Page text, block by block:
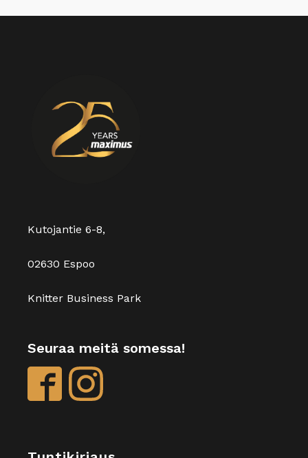
Kutojantie 6-8,
02630 Espoo
Knitter Business Park
Seuraa meitä somessa!